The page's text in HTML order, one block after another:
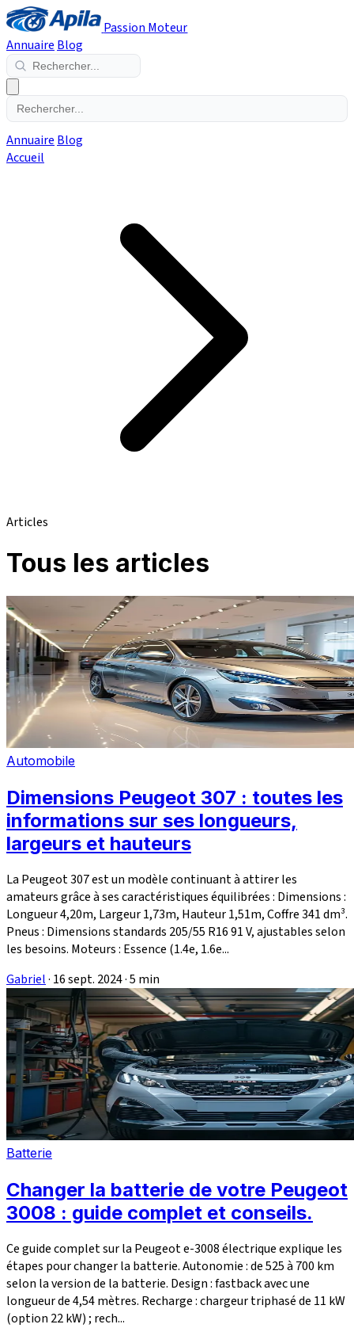
Passion Moteur
Annuaire Blog
Annuaire Blog
Accueil
Articles
Tous les articles
Automobile
Dimensions Peugeot 307 : toutes les
informations sur ses longueurs,
largeurs et hauteurs
La Peugeot 307 est un modèle continuant à attirer les
amateurs grâce à ses caractéristiques équilibrées : Dimensions :
Longueur 4,20m, Largeur 1,73m, Hauteur 1,51m, Coffre 341 dm³.
Pneus : Dimensions standards 205/55 R16 91 V, ajustables selon
les besoins. Moteurs : Essence (1.4e, 1.6e...
Gabriel· 16 sept. 2024·5 min
Batterie
Changer la batterie de votre Peugeot
3008 : guide complet et conseils.
Ce guide complet sur la Peugeot e-3008 électrique explique les
étapes pour changer la batterie. Autonomie : de 525 à 700 km
selon la version de la batterie. Design : fastback avec une
longueur de 4,54 mètres. Recharge : chargeur triphasé de 11 kW
(option 22 kW) ; rech...